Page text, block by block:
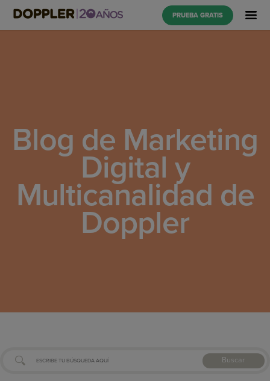
PRUEBA GRATIS
Blog de Marketing
Digital y
Multicanalidad de
Doppler
Buscar